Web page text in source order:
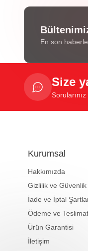
En son
Size
Kurumsal
Hakkımızda
Gizlilik ve Güvenlik
İade ve İptal
Ödeme ve Teslimat
Ürün Garantisi
İletişim